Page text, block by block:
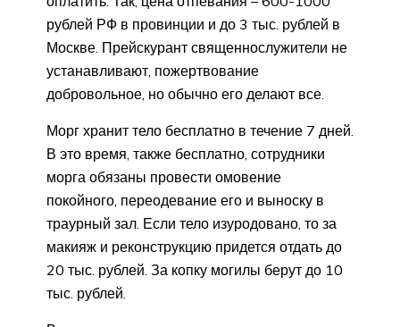
рублей РФ в провинции и до 3 тыс. рублей в
Москве. Прейскурант священнослужители не
устанавливают, пожертвование
добровольное, но обычно его делают все.
Морг хранит тело бесплатно в течение 7 дней.
В это время, также бесплатно, сотрудники
морга обязаны провести омовение
покойного, переодевание его и выноску в
траурный зал. Если тело изуродовано, то за
макияж и реконструкцию придется отдать до
20 тыс. рублей. За копку могилы берут до 10
тыс. рублей.